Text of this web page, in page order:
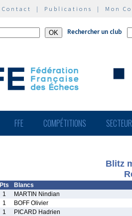
Contact | Publications | Mon
Rechercher un club
FFE COMPÉTITIONS
Blitz
Pts
Blancs
1
MARTIN Nindian
1
BOFF Olivier
1
PICARD Hadrien